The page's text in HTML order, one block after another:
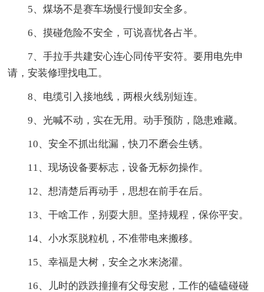
5、煤场不是赛车场慢行慢卸安全多。
6、摸碰危险不安全，可说喜忧各占半。
7、手拉手共建安心连心同传平安符。要用电先申
请，安装修理找电工。
8、电缆引入接地线，两根火线别短连。
9、光喊不动，实在无用。动手预防，隐患难藏。
10、安全不抓出纰漏，快刀不磨会生锈。
11、现场设备要标志，设备无标勿操作。
12、想清楚后再动手，思想在前手在后。
13、干啥工作，别耍大胆。坚持规程，保你平安。
14、小水泵脱粒机，不准带电来搬移。
15、幸福是大树，安全之水来浇灌。
16、儿时的跌跌撞撞有父母安慰，工作的磕磕碰碰